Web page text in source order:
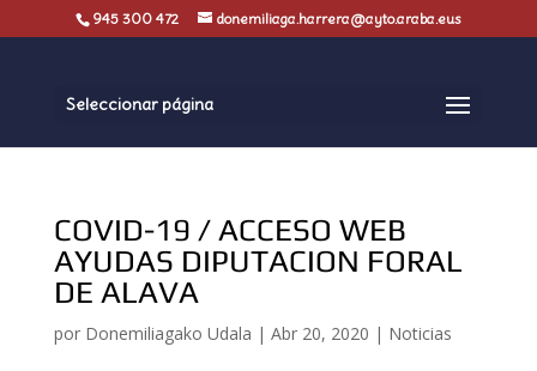
945 300 472 donemiliaga.harrera@ayto.araba.eus
Seleccionar página
COVID-19 / ACCESO WEB
AYUDAS DIPUTACION FORAL
DE ALAVA
por Donemiliagako Udala | Abr 20, 2020 | Noticias